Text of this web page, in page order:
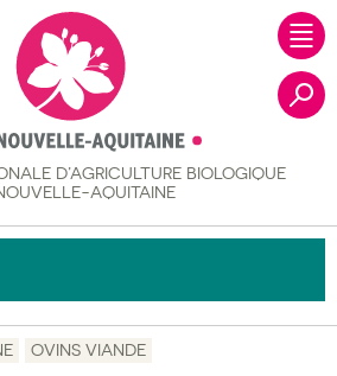
D’AGRICULTURE BIOLOGIQUE
AQUITAINE
OVINS VIANDE